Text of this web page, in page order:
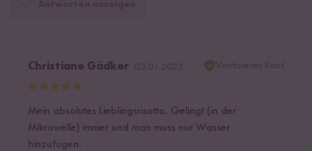
Christiane Gädker
Mein absolutes Lieblingsrisotto. Gelingt (in der
Mikrowelle) immer und man muss nur Wasser
hinzufügen.